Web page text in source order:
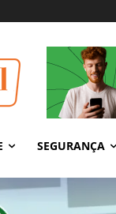
SEGURANÇA